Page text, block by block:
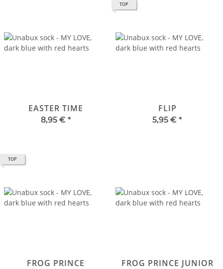
EASTER TIME
8,95 € *
TOP
FLIP
5,95 € *
TOP
FROG PRINCE FROG PRINCE JUNIOR